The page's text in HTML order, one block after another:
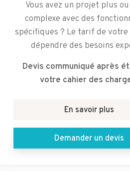
Vous avez un projet plus
complexe avec des
spécifiques ? Le tarif de
dépendre des besoins
Devis communiqué après
votre cahier des
En savoir plus
Demander un devis